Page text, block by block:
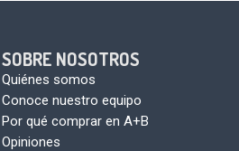
SOBRE NOSOTROS
Quiénes somos
Conoce nuestro equipo
Por qué comprar en A+B
Opiniones